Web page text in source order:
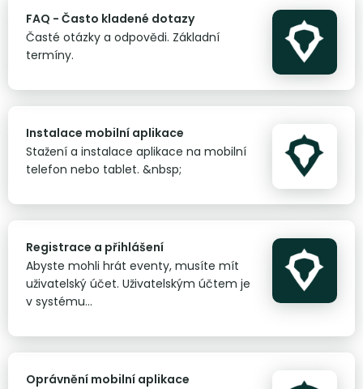
FAQ - Často kladené dotazy
Časté otázky a odpovědi. Základní
termíny.
Instalace mobilní aplikace
Stažení a instalace aplikace na mobilní
telefon nebo tablet. &nbsp;
Registrace a přihlášení
Abyste mohli hrát eventy, musíte mít
uživatelský účet. Uživatelským účtem je
v systému
přihlašování využíváme službu Firebase
Authentification.
Oprávnění mobilní aplikace